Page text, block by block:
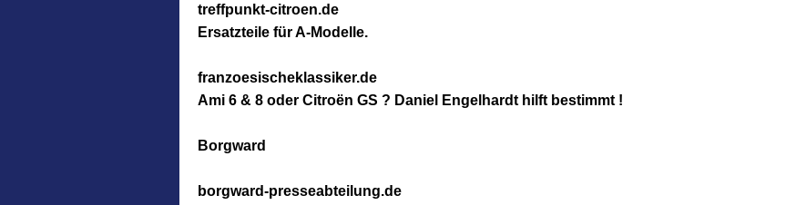
treffpunkt-citroen.de
Ersatzteile für A-Modelle.
franzoesischeklassiker.de
Ami 6 & 8 oder Citroën GS ? Daniel Engelhardt hilft bestimmt !
Borgward
borgward-presseabteilung.de